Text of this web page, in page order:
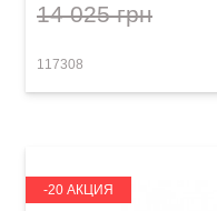
14 025 грн
117308
-20 АКЦИЯ